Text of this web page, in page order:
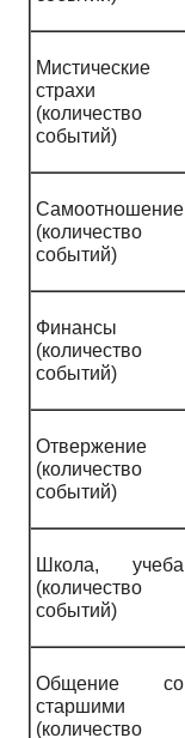
Мистические
страхи
(количество
событий)
Самоотношение
(количество
событий)
Финансы
(количество
событий)
Отвержение
(количество
событий)
Школа, учеба
(количество
событий)
Общение со
старшими
(количество